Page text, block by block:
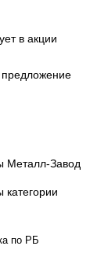
в акции
Металл-Завод
категории
по РБ